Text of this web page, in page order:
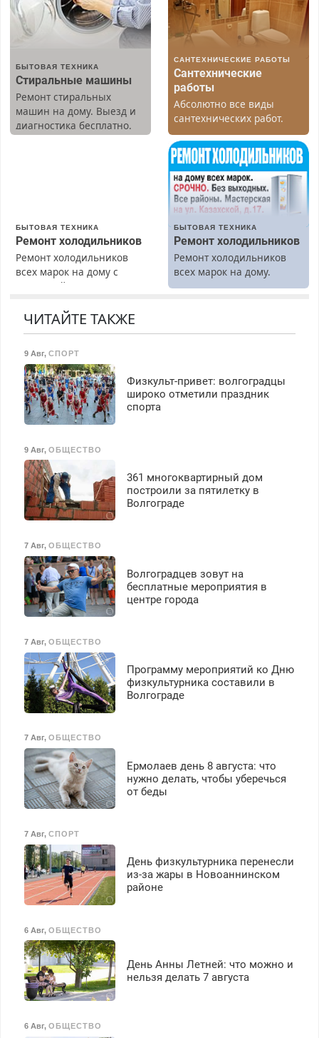
БЫТОВАЯ ТЕХНИКА
Стиральные машины
Ремонт стиральных
машин на дому. Выезд и
диагностика бесплатно.
Предусмотрены скидки.
САНТЕХНИЧЕСКИЕ РАБОТЫ
Сантехнические
работы
Абсолютно все виды
сантехнических работ.
Быстро. Качественно.
Недорого.
БЫТОВАЯ ТЕХНИКА
Ремонт холодильников
Ремонт холодильников
всех марок на дому с
гарантией. Замена
Недорого. Без выходных.
БЫТОВАЯ ТЕХНИКА
Ремонт холодильников
Ремонт холодильников
всех марок на дому.
ЧИТАЙТЕ ТАКЖЕ
9 Авг, СПОРТ
Физкульт‑привет: волгоградцы
широко отметили праздник
спорта
9 Авг, ОБЩЕСТВО
361 многоквартирный дом
построили за пятилетку в
Волгограде
7 Авг, ОБЩЕСТВО
Волгоградцев зовут на
бесплатные мероприятия в
центре города
7 Авг, ОБЩЕСТВО
Программу мероприятий ко Дню
физкультурника составили в
Волгограде
7 Авг, ОБЩЕСТВО
Ермолаев день 8 августа: что
нужно делать, чтобы уберечься
от беды
7 Авг, СПОРТ
День физкультурника перенесли
из-за жары в Новоаннинском
районе
6 Авг, ОБЩЕСТВО
День Анны Летней: что можно и
нельзя делать 7 августа
6 Авг, ОБЩЕСТВО